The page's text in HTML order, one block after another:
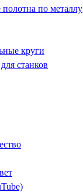
по металлу
круги
станков